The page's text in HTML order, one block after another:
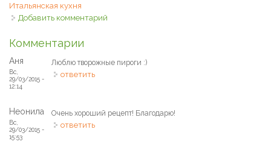
Итальянская кухня
Добавить комментарий
Комментарии
Аня
Вс,
29/03/2015 -
12:14
Люблю творожные пироги :)
ответить
Неонила
Вс,
29/03/2015 -
15:53
Очень хороший рецепт! Благодарю!
ответить